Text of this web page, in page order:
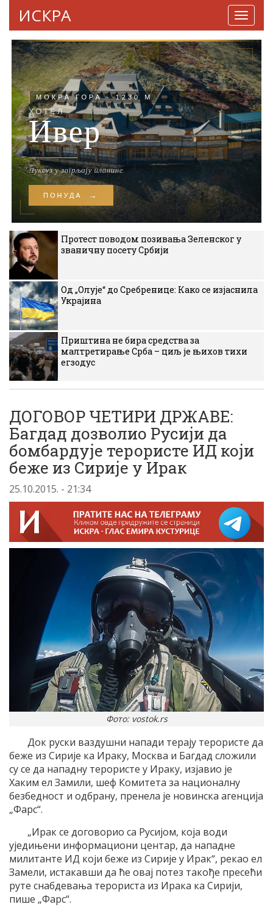
ИСКРА
Протест поводом позивања Зеленског у
званичну посету Србији
Од „Олује“ до Сребренице: Како се изјаснила
Украјина
Приштина не бира средства за
малтретирање Срба – циљ је њихов тихи
егзодус
ДОГОВОР ЧЕТИРИ ДРЖАВЕ:
Багдад дозволио Русији да
бомбардује терористе ИД који
беже из Сирије у Ирак
25.10.2015. - 21:34
Фото: vostok.rs
Док руски ваздушни напади терају терористе да
беже из Сирије ка Ираку, Москва и Багдад сложили
су се да нападну терористе у Ираку, изјавио је
Хаким ел Замили, шеф Комитета за националну
безбедност и одбрану, пренела је новинска агенција
„Фарс“.
„Ирак се договорио са Русијом, која води
уједињени информациони центар, да нападне
милитанте ИД који беже из Сирије у Ирак“, рекао ел
Замели, истакавши да ће овај потез такође пресећи
руте снабдевања терориста из Ирака ка Сирији,
пише „Фарс“.